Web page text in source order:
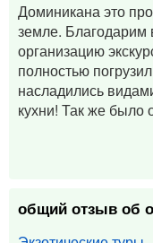
Доминикана это
земле. Благодарим
организацию
полностью
насладились
кухни! Так же было
общий отзыв об